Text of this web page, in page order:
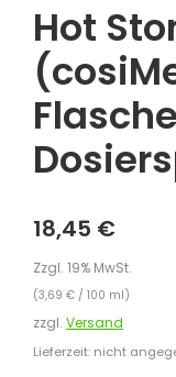
Hot
18,45 €
Zzgl. 19% MwSt.
(3,69 € / 100 ml)
zzgl. Versand
Lieferzeit: nicht